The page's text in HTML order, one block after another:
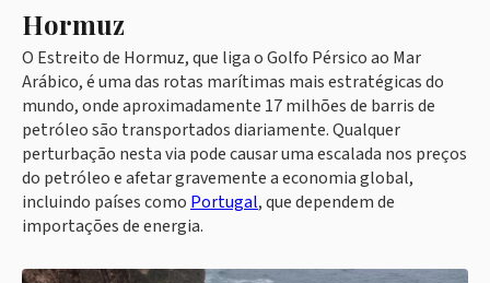
Hormuz
O Estreito de Hormuz, que liga o Golfo Pérsico ao Mar
Arábico, é uma das rotas marítimas mais estratégicas do
mundo, onde aproximadamente 17 milhões de barris de
petróleo são transportados diariamente. Qualquer
perturbação nesta via pode causar uma escalada nos preços
do petróleo e afetar gravemente a economia global,
incluindo países como Portugal, que dependem de
importações de energia.